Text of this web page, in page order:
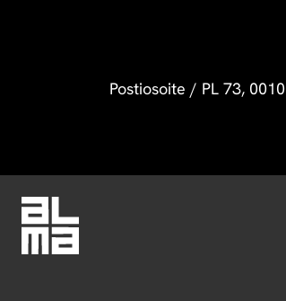
Postiosoite / PL 73,